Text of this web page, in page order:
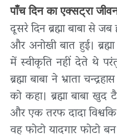
पाँच दिन का एक्सट्रा जीवन
दूसरे दिन ब्रह्मा बाबा से
और अनोखी बात हुई।
में स्वीकृति नहीं देते थे
ब्रह्मा बाबा ने भ्राता
को कहा। ब्रह्मा बाबा
और एक तरफ दादा
वह फोटो यादगार फोटो